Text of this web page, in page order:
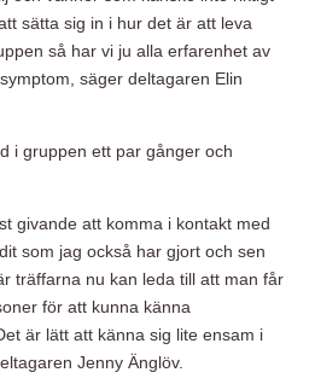
sätta sig in i hur det är att leva
så har vi ju alla erfarenhet av
säger deltagaren Elin
i gruppen ett par gånger och
givande att komma i kontakt med
som jag också har gjort och sen
träffarna nu kan leda till att man får
för att kunna känna
är lätt att känna sig lite ensam i
Jenny Änglöv.